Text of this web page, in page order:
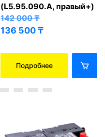
(L5.95.090.A, правый+)
142 000₸
136 500₸
Подробнее